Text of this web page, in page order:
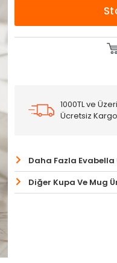
1000TL ve Üzeri
Ücretsiz Kargo
Daha Fazla Evabella
Diğer Kupa Ve Mug